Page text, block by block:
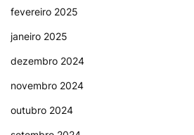
fevereiro 2025
janeiro 2025
dezembro 2024
novembro 2024
outubro 2024